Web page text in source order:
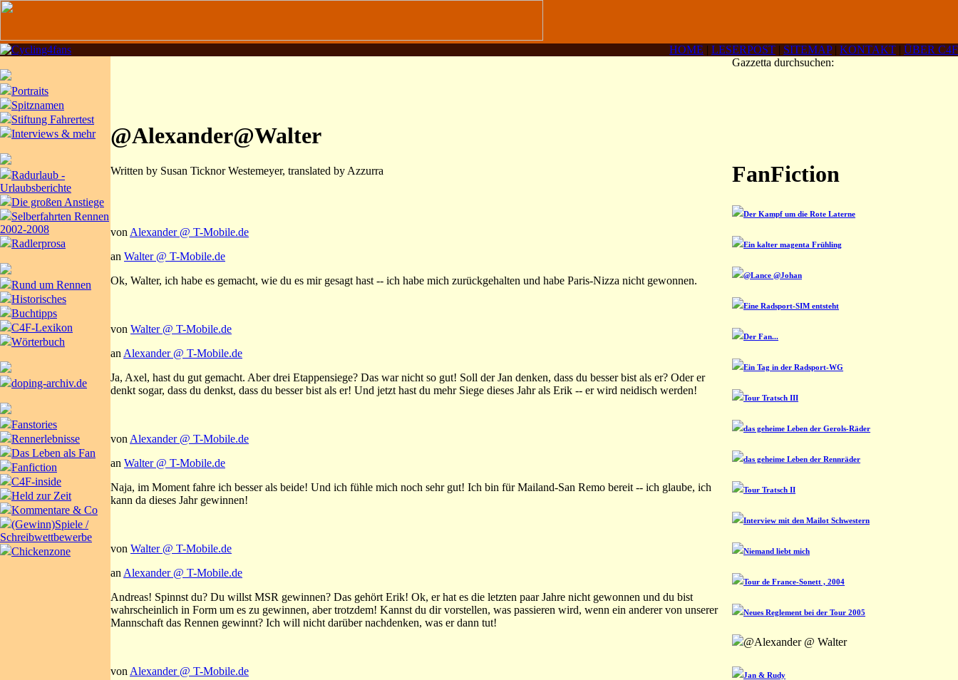
HOME | LESERPOST | SITEMAP| KONTAKT | ÜBER C4F
Portraits
Spitznamen
Stiftung Fahrertest
Interviews & mehr
Radurlaub -
Urlaubsberichte
Die großen Anstiege
Selberfahrten Rennen
2002-2008
Radlerprosa
Rund um Rennen
Historisches
Buchtipps
C4F-Lexikon
Wörterbuch
doping-archiv.de
Fanstories
Rennerlebnisse
Das Leben als Fan
Fanfiction
C4F-inside
Held zur Zeit
Kommentare & Co
(Gewinn)Spiele /
Schreibwettbewerbe
Chickenzone
@Alexander@Walter
Written by Susan Ticknor Westemeyer, translated by Azzurra
von Alexander @ T-Mobile.de
an Walter @ T-Mobile.de
Ok, Walter, ich habe es gemacht, wie du es mir gesagt hast -- ich habe mich zurückgehalten und habe Paris-Nizza nicht gewonnen.
von Walter @ T-Mobile.de
an Alexander @ T-Mobile.de
Ja, Axel, hast du gut gemacht. Aber drei Etappensiege? Das war nicht so gut! Soll der Jan denken, dass du besser bist als er? Oder er
denkt sogar, dass du denkst, dass du besser bist als er! Und jetzt hast du mehr Siege dieses Jahr als Erik -- er wird neidisch werden!
von Alexander @ T-Mobile.de
an Walter @ T-Mobile.de
Naja, im Moment fahre ich besser als beide! Und ich fühle mich noch sehr gut! Ich bin für Mailand-San Remo bereit -- ich glaube, ich
kann da dieses Jahr gewinnen!
von Walter @ T-Mobile.de
an Alexander @ T-Mobile.de
Andreas! Spinnst du? Du willst MSR gewinnen? Das gehört Erik! Ok, er hat es die letzten paar Jahre nicht gewonnen und du bist
wahrscheinlich in Form um es zu gewinnen, aber trotzdem! Kannst du dir vorstellen, was passieren wird, wenn ein anderer von unserer
Mannschaft das Rennen gewinnt? Ich will nicht darüber nachdenken, was er dann tut!
von Alexander @ T-Mobile.de
Gazzetta durchsuchen:
FanFiction
Der Kampf um die Rote Laterne
Ein kalter magenta Frühling
@Lance @Johan
Eine Radsport-SIM entsteht
Der Fan...
Ein Tag in der Radsport-WG
Tour Tratsch III
das geheime Leben der Gerols-Räder
das geheime Leben der Rennräder
Tour Tratsch II
Interview mit den Mailot Schwestern
Niemand liebt mich
Tour de France-Sonett , 2004
Neues Reglement bei der Tour 2005
@Alexander @ Walter
Jan & Rudy